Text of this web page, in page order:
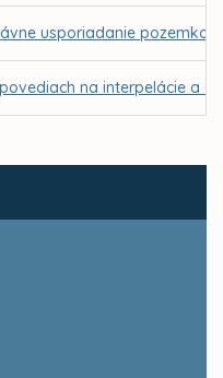
usporiadanie
na interpelácie a